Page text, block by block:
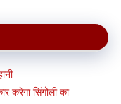
करेगा सिंगोली का